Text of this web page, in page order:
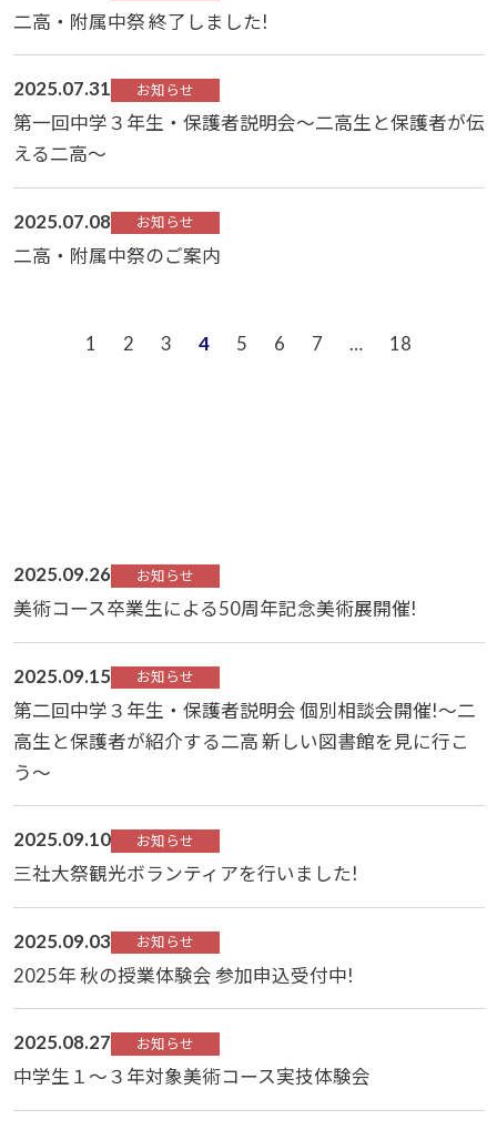
二高・附属中祭 終了しました!
2025.07.31 お知らせ
第一回中学３年生・保護者説明会～二高生と保護者が伝
える二高～
2025.07.08 お知らせ
二高・附属中祭のご案内
1 2 3 4 5 6 7 … 18
2025.09.26 お知らせ
美術コース卒業生による50周年記念美術展開催!
2025.09.15 お知らせ
第二回中学３年生・保護者説明会 個別相談会開催!～二
高生と保護者が紹介する二高 新しい図書館を見に行こ
う～
2025.09.10 お知らせ
三社大祭観光ボランティアを行いました!
2025.09.03 お知らせ
2025年 秋の授業体験会 参加申込受付中!
2025.08.27 お知らせ
中学生１～３年対象美術コース実技体験会